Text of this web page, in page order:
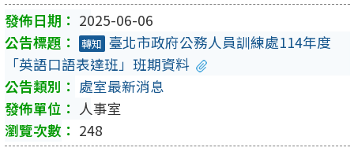
2025-06-06
轉知 臺北市政府公務人員訓練處114年度
「英語口語表達班」班期資料
處室最新消息
人事室
248